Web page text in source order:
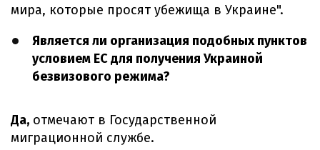
мира, которые просят убежища в Украине".
Является ли организация подобных пунктов
условием ЕС для получения Украиной
безвизового режима?
Да, отмечают в Государственной
миграционной службе.